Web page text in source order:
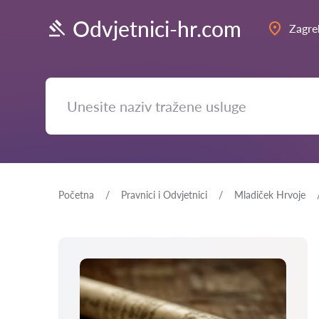
Odvjetnici-hr.com
Početna Pravnici i Odvjetnici Mladiček Hrvoje